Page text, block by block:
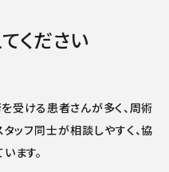
ください
受ける患者さんが多く、周術
ッフ同士が相談しやすく、協
ます。